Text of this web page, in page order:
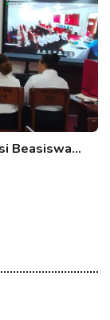
Beasiswa…